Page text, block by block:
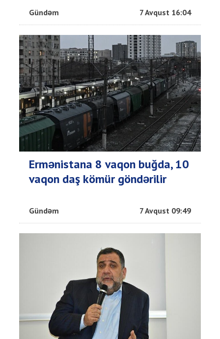
Gündəm 7 Avqust 16:04
Ermənistana 8 vaqon buğda, 10
vaqon daş kömür göndərilir
Gündəm 7 Avqust 09:49